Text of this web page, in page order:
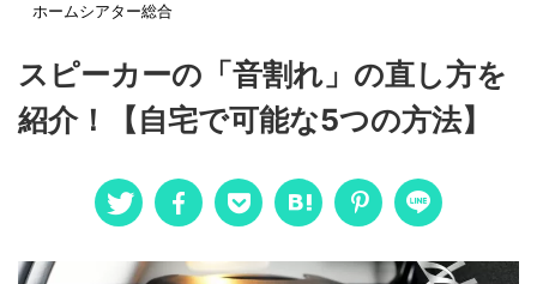
ホームシアター総合
スピーカーの「音割れ」の直し方を
紹介！【自宅で可能な5つの方法】